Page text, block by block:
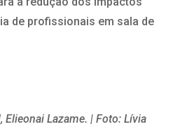
de profissionais em sala de
Elieonai Lazame. | Foto: Lívia